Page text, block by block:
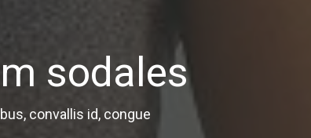
sodales
convallis id, congue